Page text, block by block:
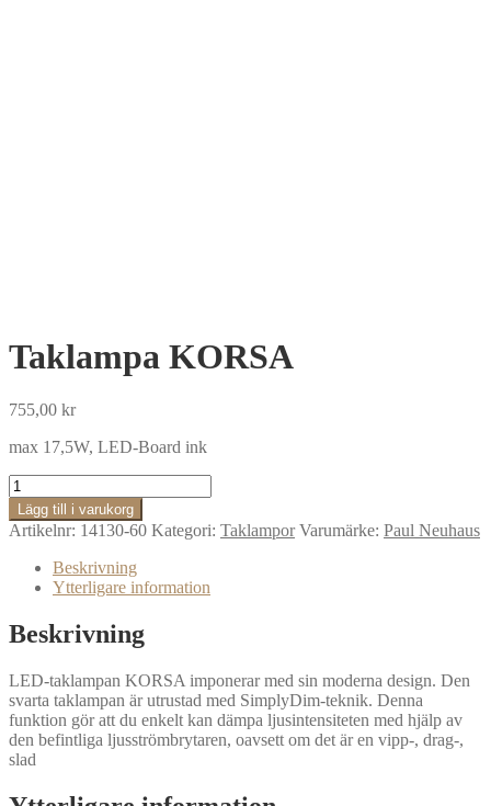
Taklampa KORSA
755,00 kr
max 17,5W, LED-Board ink
Taklampa
KORSA
mängd
Lägg till i varukorg
Artikelnr: 14130-60 Kategori: Taklampor Varumärke: Paul Neuhaus
Beskrivning
Ytterligare information
Beskrivning
LED-taklampan KORSA imponerar med sin moderna design. Den
svarta taklampan är utrustad med SimplyDim-teknik. Denna
funktion gör att du enkelt kan dämpa ljusintensiteten med hjälp av
den befintliga ljusströmbrytaren, oavsett om det är en vipp-, drag-,
slad